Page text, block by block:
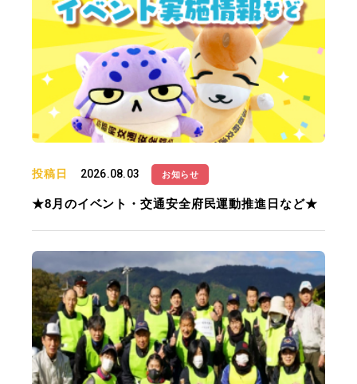
投稿日 2026.08.03 お知らせ
★8月のイベント・交通安全府民運動推進日など★